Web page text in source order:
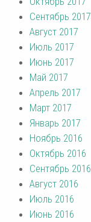
Сентябрь 2017
Август 2017
Июль 2017
Июнь 2017
Май 2017
Апрель 2017
Март 2017
Январь 2017
Ноябрь 2016
Октябрь 2016
Сентябрь 2016
Август 2016
Июль 2016
Июнь 2016